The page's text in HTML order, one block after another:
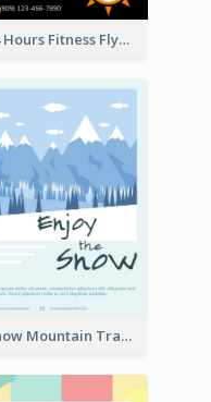
24 Hours Fitness Flyer
Snow Mountain Travel Flyer